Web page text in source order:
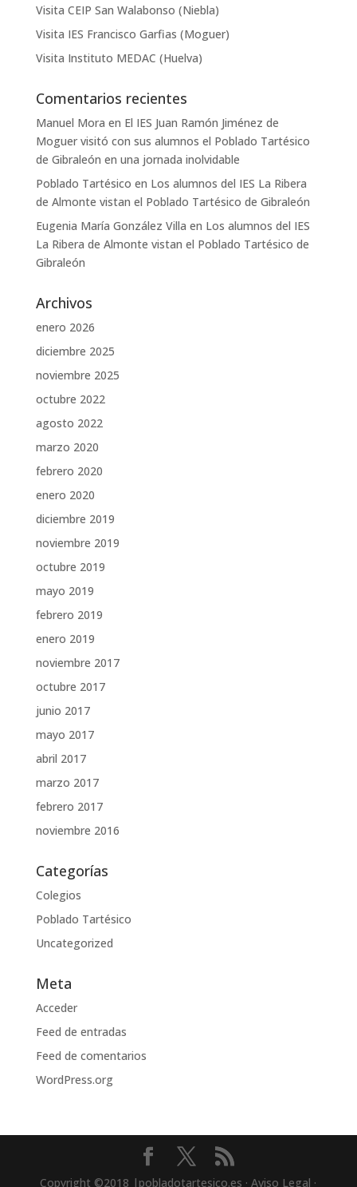
Visita CEIP San Walabonso (Niebla)
Visita IES Francisco Garfias (Moguer)
Visita Instituto MEDAC (Huelva)
Comentarios recientes
Manuel Mora en El IES Juan Ramón Jiménez de
Moguer visitó con sus alumnos el Poblado Tartésico
de Gibraleón en una jornada inolvidable
Poblado Tartésico en Los alumnos del IES La Ribera
de Almonte vistan el Poblado Tartésico de Gibraleón
Eugenia María González Villa en Los alumnos del IES
La Ribera de Almonte vistan el Poblado Tartésico de
Gibraleón
Archivos
enero 2026
diciembre 2025
noviembre 2025
octubre 2022
agosto 2022
marzo 2020
febrero 2020
enero 2020
diciembre 2019
noviembre 2019
octubre 2019
mayo 2019
febrero 2019
enero 2019
noviembre 2017
octubre 2017
junio 2017
mayo 2017
abril 2017
marzo 2017
febrero 2017
noviembre 2016
Categorías
Colegios
Poblado Tartésico
Uncategorized
Meta
Acceder
Feed de entradas
Feed de comentarios
WordPress.org
Copyright ©2018 |pobladotartesico.es · Aviso Legal ·